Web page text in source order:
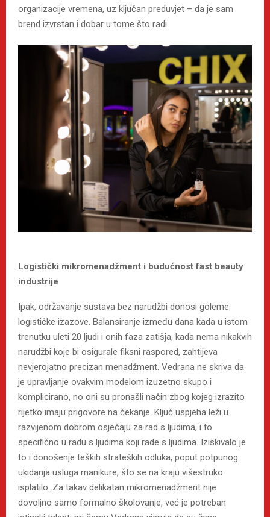
organizacije vremena, uz ključan preduvjet – da je sam
brend izvrstan i dobar u tome što radi.
Logistički mikromenadžment i budućnost fast beauty
industrije
Ipak, održavanje sustava bez narudžbi donosi goleme
logističke izazove. Balansiranje između dana kada u istom
trenutku uleti 20 ljudi i onih faza zatišja, kada nema nikakvih
narudžbi koje bi osigurale fiksni raspored, zahtijeva
nevjerojatno precizan menadžment. Vedrana ne skriva da
je upravljanje ovakvim modelom izuzetno skupo i
komplicirano, no oni su pronašli način zbog kojeg izrazito
rijetko imaju prigovore na čekanje. Ključ uspjeha leži u
razvijenom dobrom osjećaju za rad s ljudima, i to
specifično u radu s ljudima koji rade s ljudima. Iziskivalo je
to i donošenje teških strateških odluka, poput potpunog
ukidanja usluga manikure, što se na kraju višestruko
isplatilo. Za takav delikatan mikromenadžment nije
dovoljno samo formalno školovanje, već je potreban